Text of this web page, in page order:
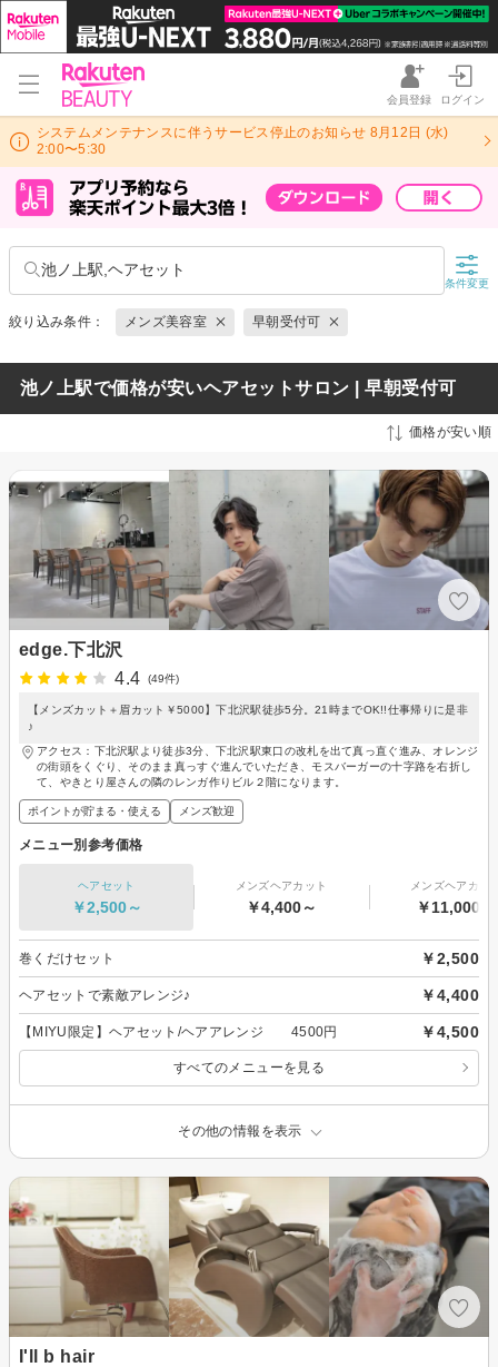
会員登録 ログイン
システムメンテナンスに伴うサービス停止のお知らせ 8月12日 (水)
2:00〜5:30
池ノ上駅,ヘアセット
条件変更
絞り込み条件： メンズ美容室 早朝受付可
池ノ上駅で価格が安いヘアセットサロン | 早朝受付可
価格が安い順
edge.下北沢
4.4
(49件)
【メンズカット＋眉カット￥5000】下北沢駅徒歩5分。21時までOK!!仕事帰りに是非
♪
アクセス：下北沢駅より徒歩3分、下北沢駅東口の改札を出て真っ直ぐ進み、オレンジ
の街頭をくぐり、そのまま真っすぐ進んでいただき、モスバーガーの十字路を右折し
て、やきとり屋さんの隣のレンガ作りビル２階になります。
ポイントが貯まる・使える メンズ歓迎
メニュー別参考価格
ヘアセット
￥2,500～
メンズヘアカット
￥4,400～
メンズヘアカラ
￥11,000～
巻くだけセット ￥2,500
ヘアセットで素敵アレンジ♪ ￥4,400
【MIYU限定】ヘアセット/ヘアアレンジ 4500円 ￥4,500
すべてのメニューを見る
その他の情報を表示
I'll b hair